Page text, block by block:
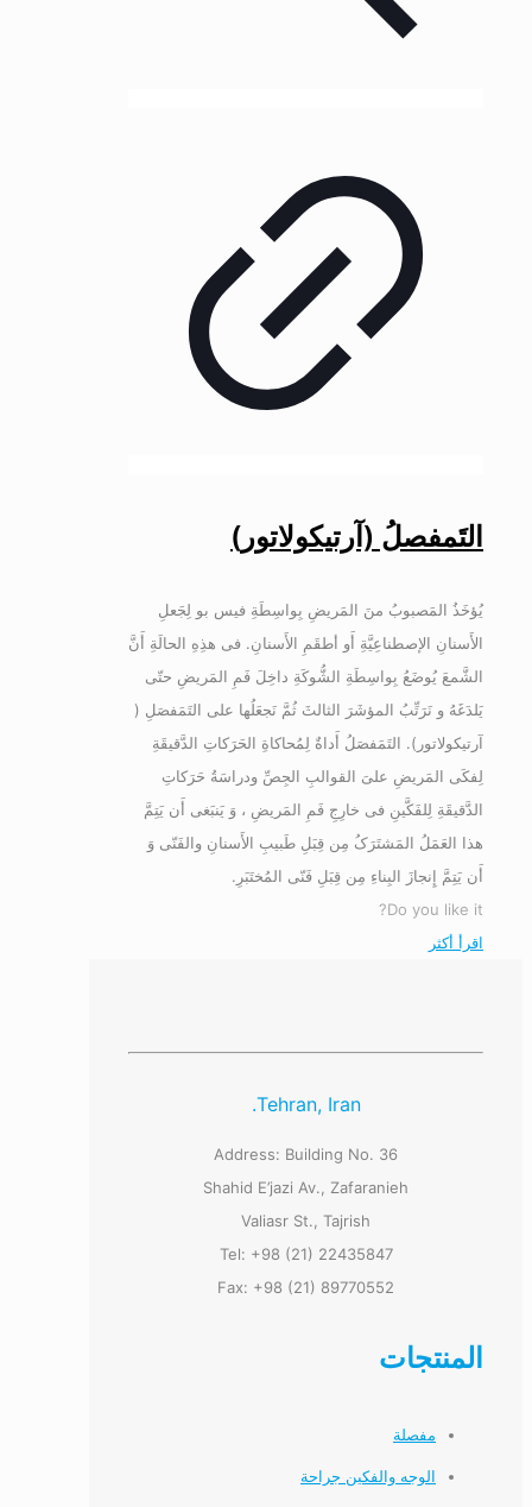
التَمفصلُ (آرتیکولاتور)
یُؤخَذُ المَصبوبُ منَ المَریضِ بِواسِطَةِ فیس بو لِجَعلِ
الأَسنانِ الإصطناعِیَّةِ أَو أطقَمِ الأَسنانِ. فی هذِهِ الحالَةِ أَنَّ
الشَّمعَ یُوضَعُ بِواسِطَةِ الشُّوکَةِ داخِلَ فَمِ المَریضِ حتّی
یَلدَغَهُ و نَرَتِّبُ المؤشَرَ الثالثَ ثُمَّ نَجعَلُها علی التَمَفصَلِ (
آرتیکولاتور). التَمَفصَلُ أَداةٌ لِمُحاکاةِ الحَرَکاتِ الدَّقیقَةِ
لِفکَی المَریضِ علیَ القوالبِ الجِصِّ ودراسَةُ حَرَکاتِ
الدَّقیقَةِ لِلفَکَّینِ فی خارِجِ فَمِ المَریضِ ، وَ یَنبَغی أَن یَتِمَّ
هذا العَمَلُ المَشتَرَکُ مِن قِبَلِ طَبیبِ الأَسنانِ والفَنّی وَ
أَن یَتِمَّ إِنجازَ البِناءِ مِن قِبَلِ فَنّی المُختَبَرِ.
Do you like it?
اقرأ أكثر
Tehran, Iran.
Address: Building No. 36
Shahid E’jazi Av., Zafaranieh
Valiasr St., Tajrish
Tel: +98 (21) 22435847
Fax: +98 (21) 89770552
المنتجات
مفصلة
الوجه والفكين جراحة